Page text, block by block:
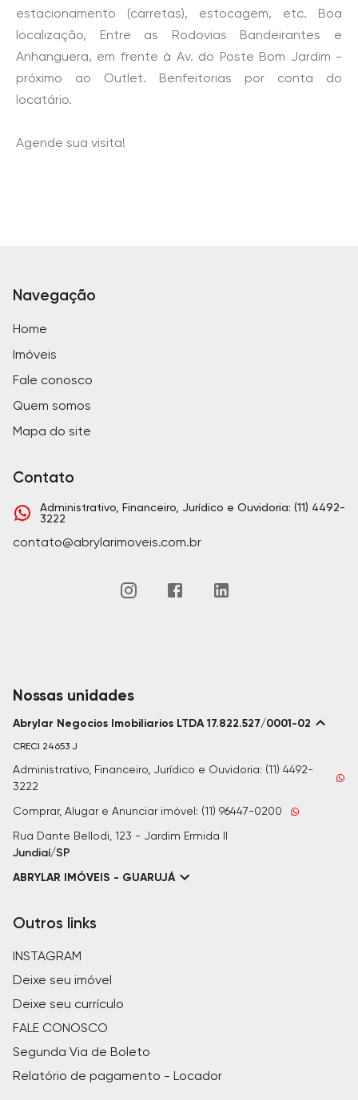
estacionamento (carretas), estocagem, etc. Boa
localização, Entre as Rodovias Bandeirantes e
Anhanguera, em frente à Av. do Poste Bom Jardim -
próximo ao Outlet. Benfeitorias por conta do
locatário.
Agende sua visita!
Navegação
Home
Imóveis
Fale conosco
Quem somos
Mapa do site
Contato
Administrativo, Financeiro, Jurídico e Ouvidoria: (11) 4492-
3222
contato@abrylarimoveis.com.br
Nossas unidades
Abrylar Negocios Imobiliarios LTDA 17.822.527/0001-02
CRECI 24653 J
Administrativo, Financeiro, Jurídico e Ouvidoria: (11) 4492-
3222
Comprar, Alugar e Anunciar imóvel: (11) 96447-0200
Rua Dante Bellodi, 123 - Jardim Ermida II
Jundiaí/SP
ABRYLAR IMÓVEIS - GUARUJÁ
Outros links
INSTAGRAM
Deixe seu imóvel
Deixe seu currículo
FALE CONOSCO
Segunda Via de Boleto
Relatório de pagamento - Locador